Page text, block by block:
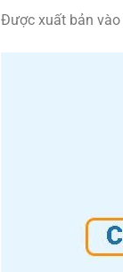
Được xuất bản vào